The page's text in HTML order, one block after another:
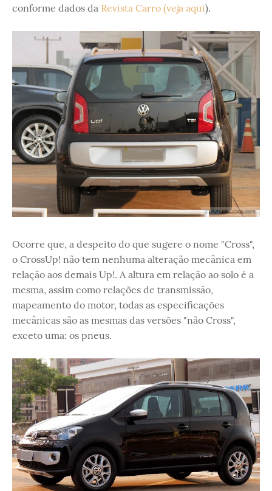
conforme dados da Revista Carro (veja aqui).
Ocorre que, a despeito do que sugere o nome "Cross",
o CrossUp! não tem nenhuma alteração mecânica em
relação aos demais Up!. A altura em relação ao solo é a
mesma, assim como relações de transmissão,
mapeamento do motor, todas as especificações
mecânicas são as mesmas das versões "não Cross",
exceto uma: os pneus.